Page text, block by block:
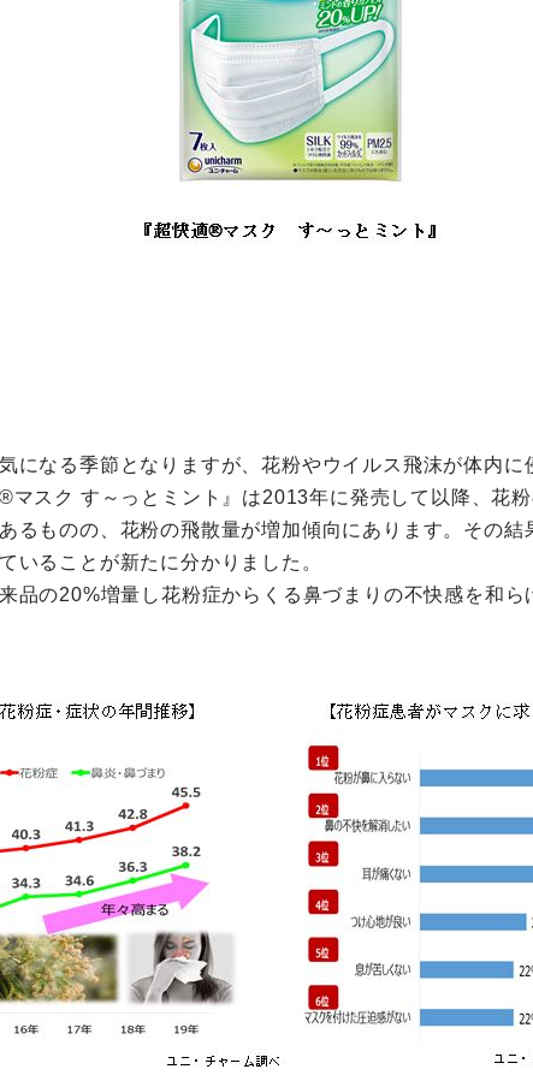
になる季節となりますが、花粉やウイルス飛沫が体内
スク す～っとミント』は2013年に発売して以降、花
るものの、花粉の飛散量が増加傾向にあります。その結
いることが新たに分かりました。
品の20%増量し花粉症からくる鼻づまりの不快感を和